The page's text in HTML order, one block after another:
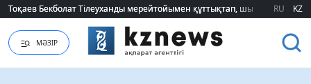
Тоқаев Бекболат Тілеуханды мерейтойымен құттықтап, шығармашылық
Тоқаев Бекболат Тілеуханды мерейтойымен құттықтап, шығармашылық
RU KZ
МӘЗІР